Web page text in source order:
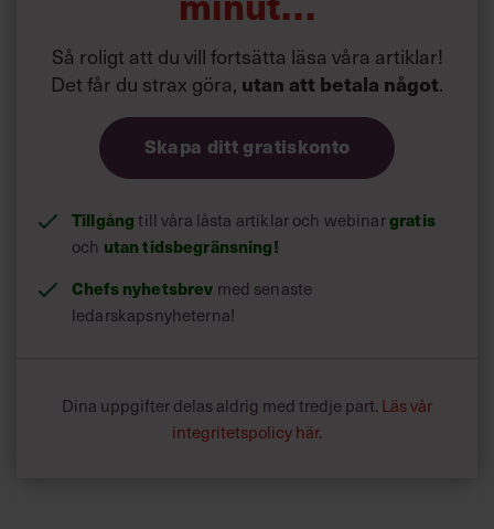
Så roligt att du vill fortsätta läsa våra artiklar!
Det får du strax göra, utan att betala något.
Skapa ditt gratiskonto
Tillgångtill våra låsta artiklar och webinargratis
och utan tidsbegränsning!
Chefs nyhetsbrev med senaste
ledarskapsnyheterna!
Dina uppgifter delas aldrig med tredje part. Läs vår
integritetspolicy här.